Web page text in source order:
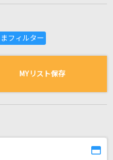
る曲の一覧
MYリスト保存